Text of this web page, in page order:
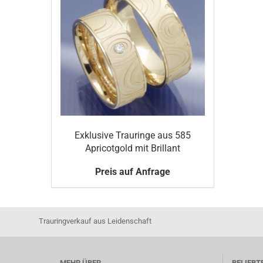
Exklusive Trauringe aus 585
Apricotgold mit Brillant
Preis auf Anfrage
Trauringverkauf aus Leidenschaft